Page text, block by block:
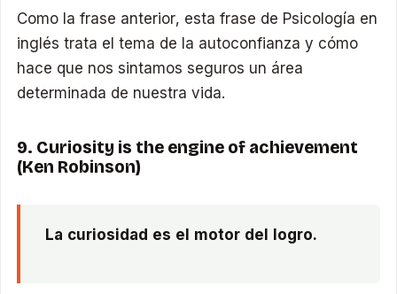
Como la frase anterior, esta frase de Psicología en
inglés trata el tema de la autoconfianza y cómo
hace que nos sintamos seguros un área
determinada de nuestra vida.
9. Curiosity is the engine of achievement
(Ken Robinson)
La curiosidad es el motor del logro.